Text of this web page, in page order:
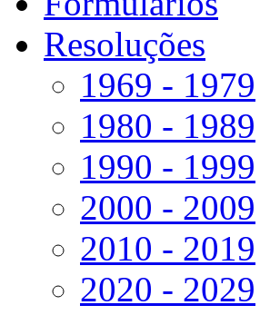
Resoluções
1969 - 1979
1980 - 1989
1990 - 1999
2000 - 2009
2010 - 2019
2020 - 2029